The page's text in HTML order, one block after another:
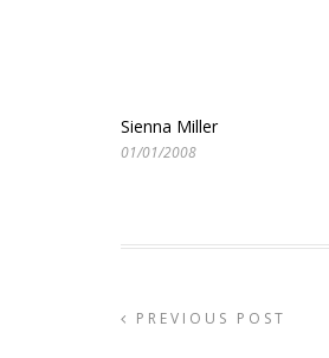
Sienna Miller
01/01/2008
PREVIOUS POST